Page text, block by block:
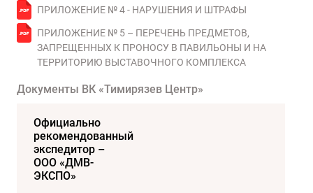
ПРИЛОЖЕНИЕ № 4 - НАРУШЕНИЯ И ШТРАФЫ
ПРИЛОЖЕНИЕ № 5 – ПЕРЕЧЕНЬ ПРЕДМЕТОВ,
ЗАПРЕЩЕННЫХ К ПРОНОСУ В ПАВИЛЬОНЫ И НА
ТЕРРИТОРИЮ ВЫСТАВОЧНОГО КОМПЛЕКСА
Документы ВК «Тимирязев Центр»
Официально
рекомендованный
экспедитор –
ООО «ДМВ-
ЭКСПО»